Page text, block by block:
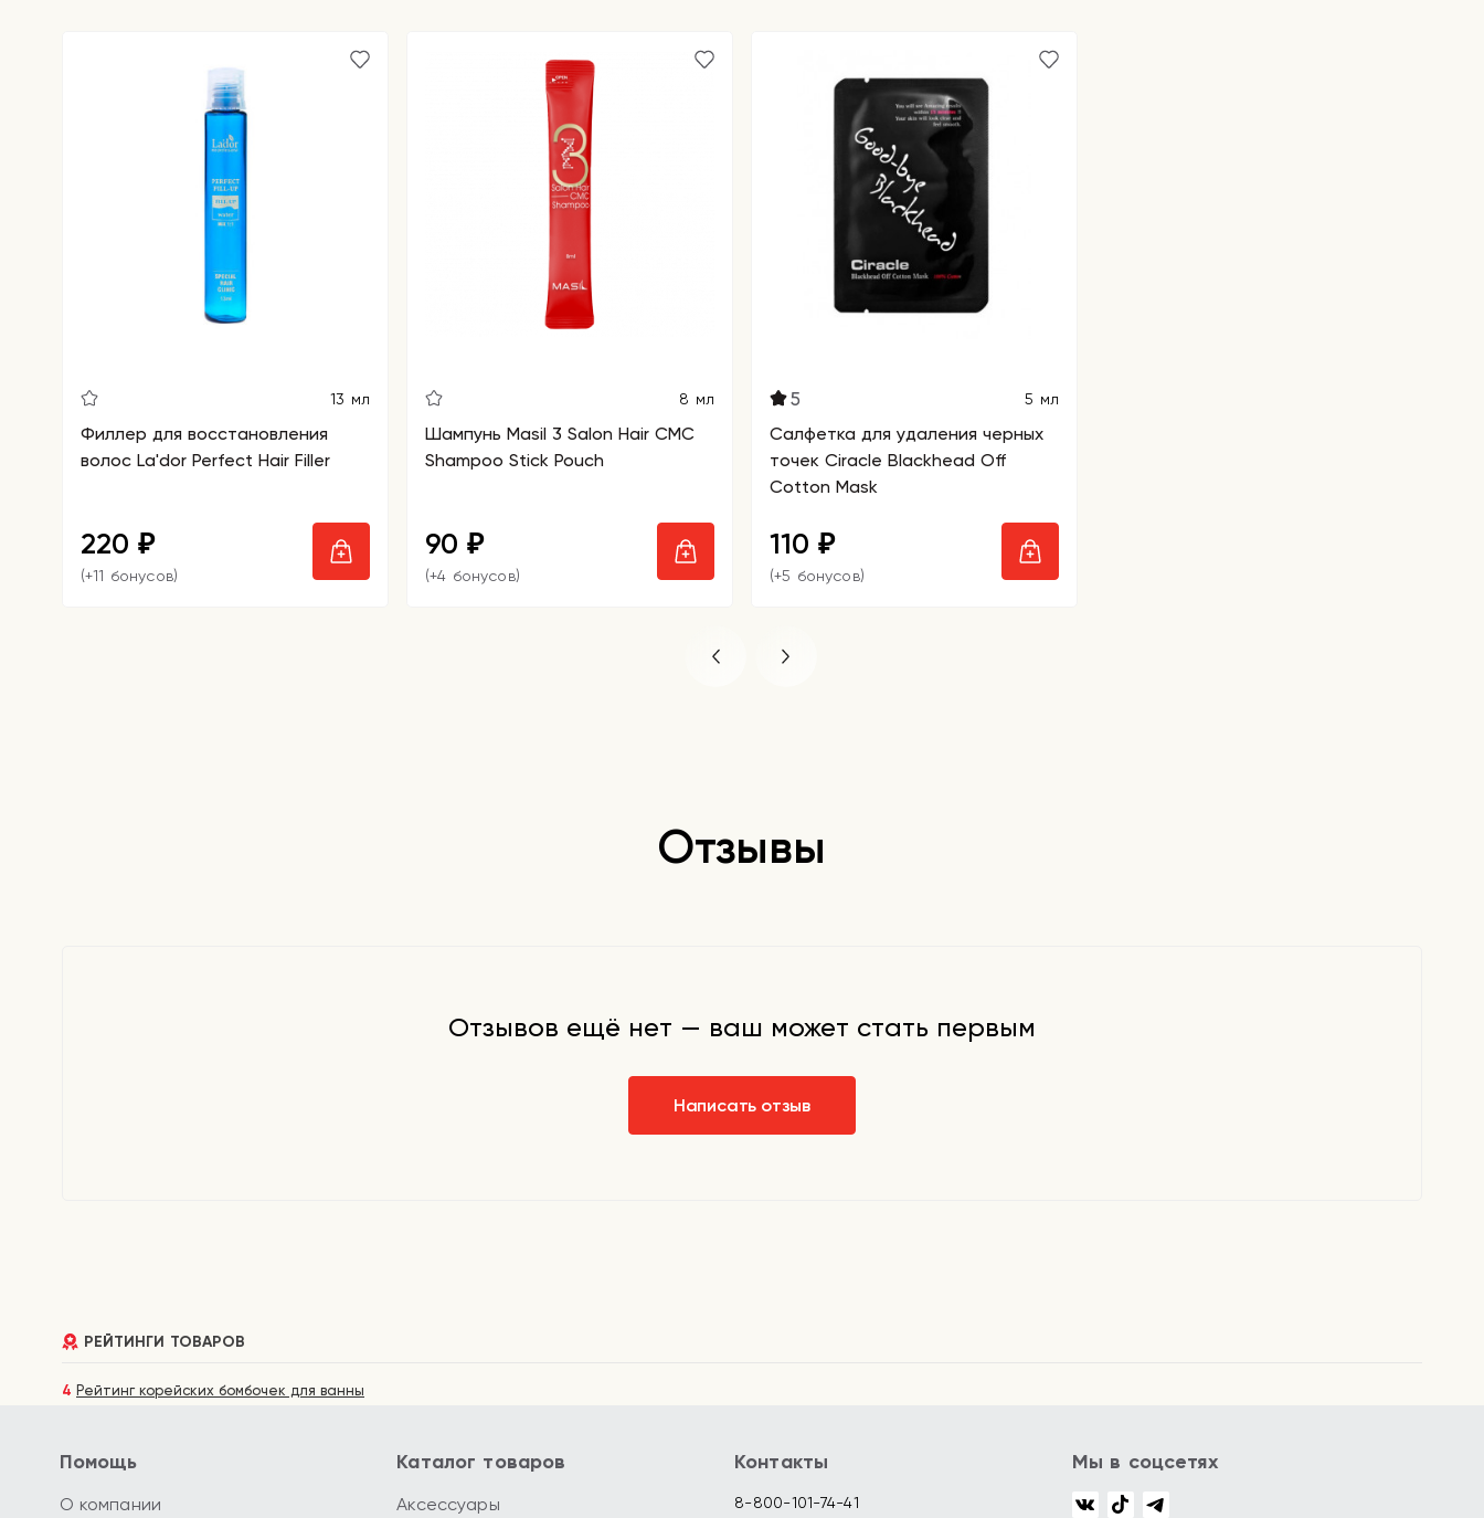
13 мл
Филлер для восстановления
волос La'dor Perfect Hair Filler
220 ₽
(+11 бонусов)
8 мл
Шампунь Masil 3 Salon Hair CMC
Shampoo Stick Pouch
90 ₽
(+4 бонусов)
5 5 мл
Салфетка для удаления черных
точек Ciracle Blackhead Off
Cotton Mask
110 ₽
(+5 бонусов)
Отзывы
Отзывов ещё нет — ваш может стать первым
Написать отзыв
РЕЙТИНГИ ТОВАРОВ
4 Рейтинг корейских бомбочек для ванны
Помощь
О компании
Каталог товаров
Аксессуары
Контакты
8-800-101-74-41
Мы в соцсетях